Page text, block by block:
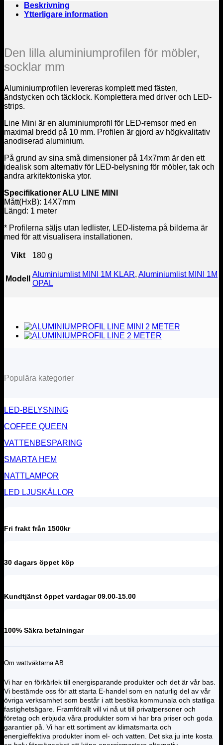
Beskrivning
Ytterligare information
Den lilla aluminiumprofilen för möbler,
socklar mm
Aluminiumprofilen levereras komplett med fästen,
ändstycken och täcklock. Komplettera med driver och LED-
strips.
Line Mini är en aluminiumprofil för LED-remsor med en
maximal bredd på 10 mm. Profilen är gjord av högkvalitativ
anodiserad aluminium.
På grund av sina små dimensioner på 14x7mm är den ett
idealisk som alternativ för LED-belysning för möbler, tak och
andra arkitektoniska ytor.
Specifikationer ALU LINE MINI
Mått(HxB): 14X7mm
Längd: 1 meter
* Profilerna säljs utan ledlister, LED-listerna på bilderna är
med för att visualisera installationen.
Vikt 180 g
Modell
Aluminiumlist MINI 1M KLAR, Aluminiumlist MINI 1M
OPAL
Populära kategorier
LED-BELYSNING
COFFEE QUEEN
VATTENBESPARING
SMARTA HEM
NATTLAMPOR
LED LJUSKÄLLOR
Fri frakt från 1500kr
30 dagars öppet köp
Kundtjänst öppet vardagar 09.00-15.00
100% Säkra betalningar
Om wattväktarna AB
Vi har en förkärlek till energisparande produkter och det är vår bas.
Vi bestämde oss för att starta E-handel som en naturlig del av vår
övriga verksamhet som består i att besöka kommunala och statliga
fastighetsägare. Framförallt vill vi nå ut till privatpersoner och
företag och erbjuda våra produkter som vi har bra priser och goda
garantier på. Vi har ett sortiment av klimatsmarta och
energieffektiva produkter inom el- och vatten. Det ska ju inte kosta